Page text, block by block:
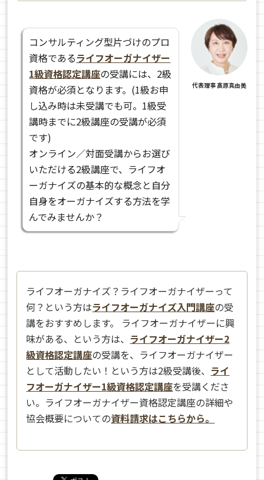
コンサルティング型片づけのプロ
資格であるライフオーガナイザー
1級資格認定講座の受講には、2級
資格が必須となります。(1級お申
し込み時は未受講でも可。1級受
講時までに2級講座の受講が必須
です)
オンライン／対面受講からお選び
いただける2級講座で、ライフオ
ーガナイズの基本的な概念と自分
自身をオーガナイズする方法を学
んでみませんか？
代表理事 髙原真由美
ライフオーガナイズ？ライフオーガナイザーって
何？という方はライフオーガナイズ入門講座の受
講をおすすめします。 ライフオーガナイザーに興
味がある、という方は、 ライフオーガナイザー2
級資格認定講座の受講を、ライフオーガナイザー
として活動したい！という方は2級受講後、 ライ
フオーガナイザー1級資格認定講座を受講くださ
い。ライフオーガナイザー資格認定講座の詳細や
協会概要についての資料請求はこちらから。